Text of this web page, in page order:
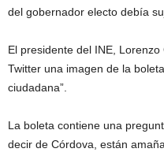
del gobernador electo debía
El presidente del INE,
Twitter una imagen de la
ciudadana”.
La boleta contiene una
decir de Córdova, están